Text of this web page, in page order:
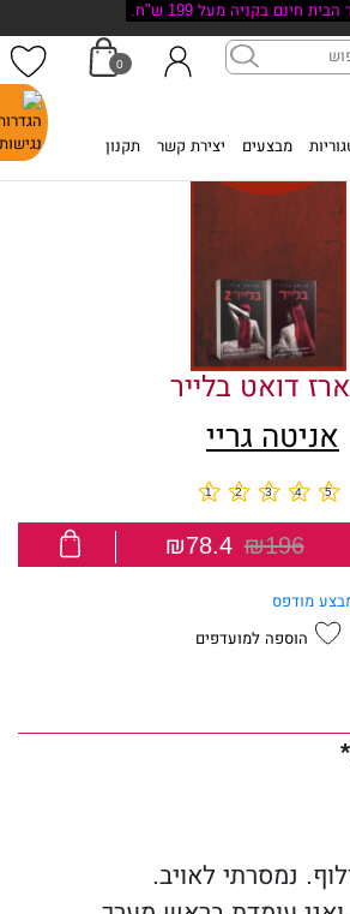
חינם בקניה מעל 199 ש"ח.
מבצעים יצירת קשר תקנון
0
דואט בלייר
אניטה גריי
₪196
₪78.4
מודפס
הוספה למועדפים
נמסרתי לאויב.